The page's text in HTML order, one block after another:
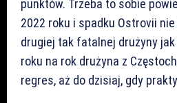
punktów. Trzeba to sobie
2022 roku i spadku Ostrovii nie
drugiej tak fatalnej drużyny jak
roku na rok drużyna z
regres, aż do dzisiaj, gdy